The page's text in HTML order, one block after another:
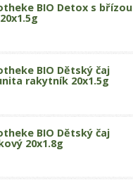
BIO Detox s břízou
BIO Dětský čaj
rakytník 20x1.5g
BIO Dětský čaj
20x1.8g